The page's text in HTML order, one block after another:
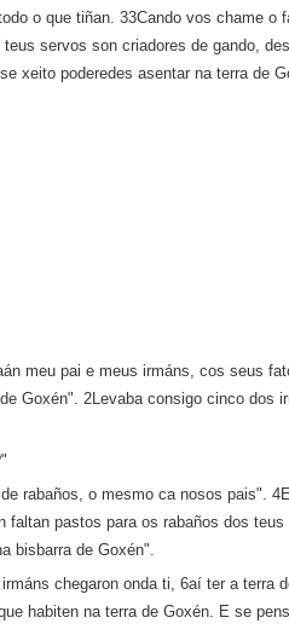
o que tiñan. 33Cando vos chame o
servos son criadores de gando,
xeito poderedes asentar na terra de
meu pai e meus irmáns, cos seus
Goxén". 2Levaba consigo cinco dos
rabaños, o mesmo ca nosos pais".
faltan pastos para os rabaños dos
bisbarra de Goxén".
chegaron onda ti, 6aí ter a terra
habiten na terra de Goxén. E se